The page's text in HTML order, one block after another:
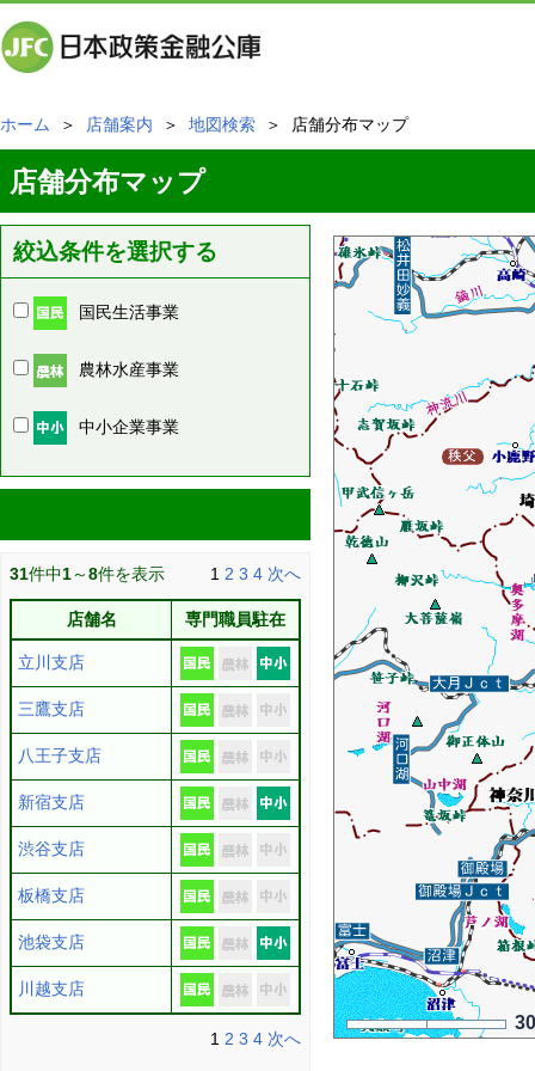
ホーム ＞ 店舗案内 ＞ 地図検索 ＞ 店舗分布マップ
店舗分布マップ
絞込条件を選択する
国民生活事業
農林水産事業
中小企業事業
31件中1～8件を表示 1 2 3 4 次へ
店舗名 専門職員駐在
立川支店
三鷹支店
八王子支店
新宿支店
渋谷支店
板橋支店
池袋支店
川越支店
1 2 3 4 次へ